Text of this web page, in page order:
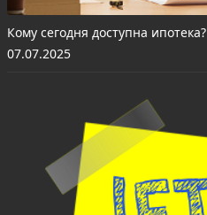
Кому сегодня доступна ипотека?
07.07.2025